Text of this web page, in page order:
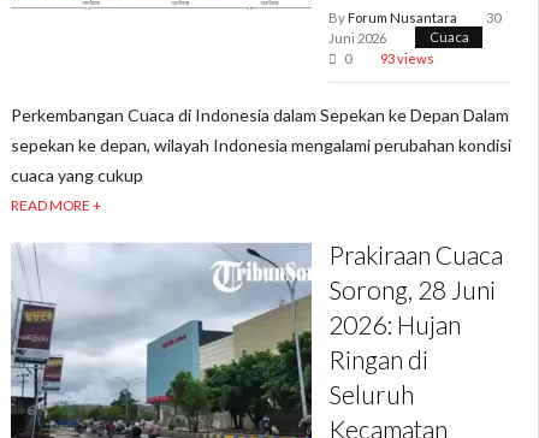
ByForum Nusantara
30
Juni 2026
Cuaca
0
93 views
Perkembangan Cuaca di Indonesia dalam Sepekan ke Depan Dalam
sepekan ke depan, wilayah Indonesia mengalami perubahan kondisi
cuaca yang cukup
READ MORE +
Prakiraan Cuaca
Sorong, 28 Juni
2026: Hujan
Ringan di
Seluruh
Kecamatan